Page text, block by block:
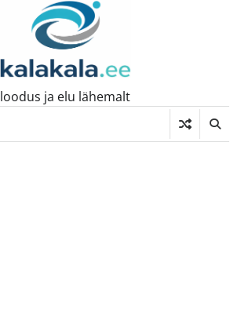
loodus ja elu lähemalt